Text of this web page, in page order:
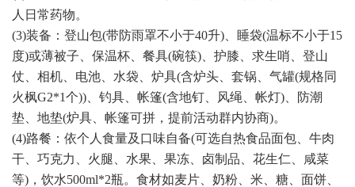
人日常药物。
(3)装备：登山包(带防雨罩不小于40升)、睡袋(温标不小于15
度)或薄被子、保温杯、餐具(碗筷)、护膝、求生哨、登山
仗、相机、电池、水袋、炉具(含炉头、套锅、气罐(规格同
火枫G2*1个))、钓具、帐篷(含地钉、风绳、帐灯)、防潮
垫、地垫(炉具、帐篷可拼，提前活动群内协商)。
(4)路餐：依个人食量及口味自备(可选自热食品面包、牛肉
干、巧克力、火腿、水果、果冻、卤制品、花生仁、咸菜
等)，饮水500ml*2瓶。食材如麦片、奶粉、米、糖、面饼、